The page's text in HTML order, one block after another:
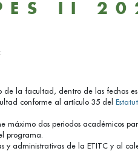
II
la facultad, dentro de las fechas
conforme al artículo 35 del
máximo dos periodos académicos
programa.
y administrativas de la ETITC y al